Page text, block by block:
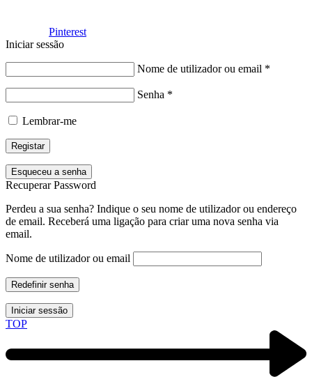
Pinterest
Iniciar sessão
Nome de utilizador ou email *
Senha *
Lembrar-me
Registar
Esqueceu a senha
Recuperar Password
Perdeu a sua senha? Indique o seu nome de utilizador ou endereço
de email. Receberá uma ligação para criar uma nova senha via
email.
Nome de utilizador ou email
Redefinir senha
Iniciar sessão
TOP